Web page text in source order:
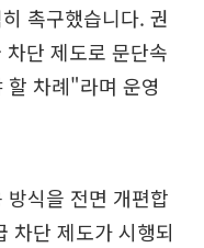
촉구했습니다. 권
단 제도로 문단속
할 차례"라며 운영
식을 전면 개편합
차단 제도가 시행되